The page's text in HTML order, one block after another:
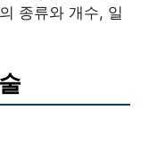
종류와 개수, 일